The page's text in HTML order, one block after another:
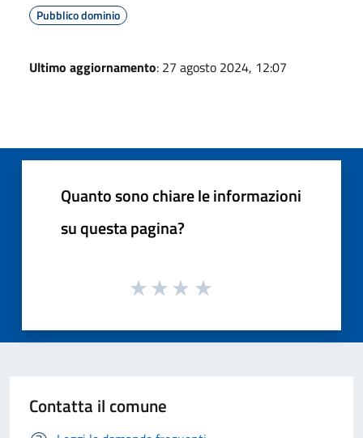
Pubblico dominio
Ultimo aggiornamento: 27 agosto 2024, 12:07
Quanto sono chiare le informazioni
su questa pagina?
Contatta il comune